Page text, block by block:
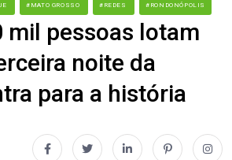
#MATO GROSSO #REDES #RONDONÓPOLIS
mil pessoas lotam
noite da
para a história